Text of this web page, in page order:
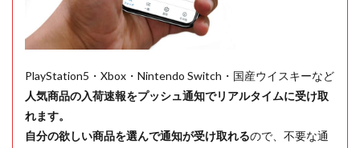
PlayStation5・Xbox・Nintendo Switch・国産ウイスキーなど
人気商品の入荷速報をプッシュ通知でリアルタイムに受け取
れます。
自分の欲しい商品を選んで通知が受け取れるので、不要な通